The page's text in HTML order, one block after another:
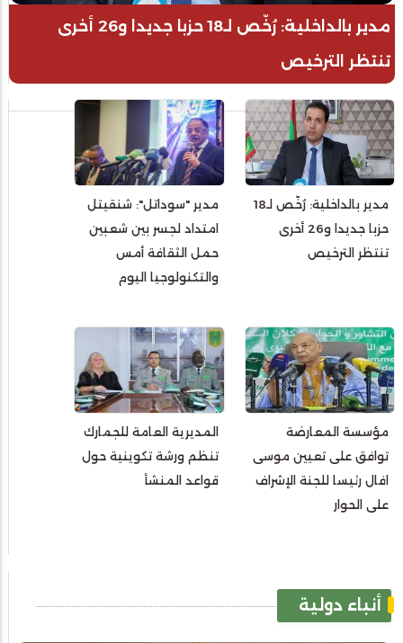
مدير بالداخلية: رُخّص لـ18 حزبا جديدا و26 أخرى
تنتظر الترخيص
مدير بالداخلية: رُخّص لـ18
حزبا جديدا و26 أخرى
تنتظر الترخيص
مدير "سوداتل": شنقيتل
امتداد لجسر بين شعبين
حمل الثقافة أمس
والتكنولوجيا اليوم
مؤسسة المعارضة
توافق على تعيين موسى
افال رئيسا للجنة الإشراف
على الحوار
المديرية العامة للجمارك
تنظم ورشة تكوينية حول
قواعد المنشأ
أنباء دولية